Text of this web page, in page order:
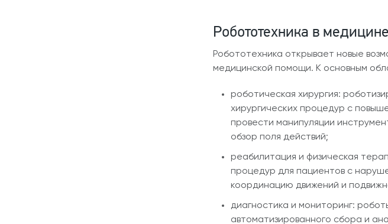
Робототехника в медицине
Робототехника открывает новые
медицинской помощи. К основным
роботическая хирургия:
хирургических процедур с
провести манипуляции
обзор поля действий;
реабилитация и физическая
процедур для пациентов с
координацию движений и
диагностика и мониторинг:
автоматизированного сбора и